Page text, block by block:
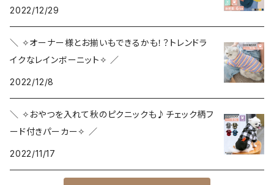
2022/12/29
＼ ✧オーナー様とお揃いもできるかも！？トレンドラ
イクなレインボーニット✧ ／
2022/12/8
＼ ✧おやつを入れて秋のピクニックも♪チェック柄フ
ード付きパーカー✧ ／
2022/11/17